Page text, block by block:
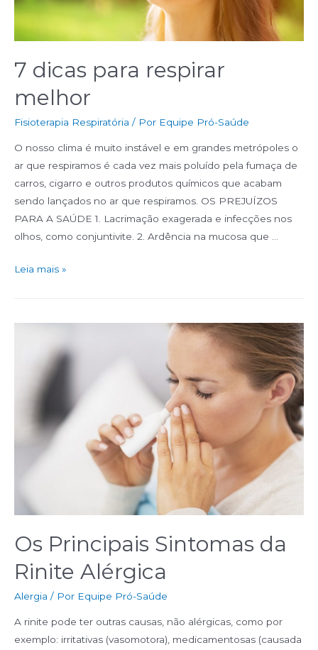
7 dicas para respirar
melhor
Fisioterapia Respiratória / Por Equipe Pró-Saúde
O nosso clima é muito instável e em grandes metrópoles o
ar que respiramos é cada vez mais poluído pela fumaça de
carros, cigarro e outros produtos químicos que acabam
sendo lançados no ar que respiramos. OS PREJUÍZOS
PARA A SAÚDE 1. Lacrimação exagerada e infecções nos
olhos, como conjuntivite. 2. Ardência na mucosa que …
Leia mais »
Os Principais Sintomas da
Rinite Alérgica
Alergia / Por Equipe Pró-Saúde
A rinite pode ter outras causas, não alérgicas, como por
exemplo: irritativas (vasomotora), medicamentosas (causada